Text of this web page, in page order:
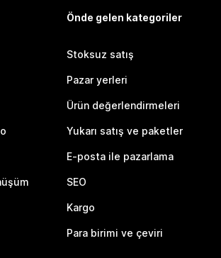
Önde gelen kategoriler
Stoksuz satış
Pazar yerleri
Ürün değerlendirmeleri
Yukarı satış ve paketler
E-posta ile pazarlama
SEO
Kargo
Para birimi ve çeviri